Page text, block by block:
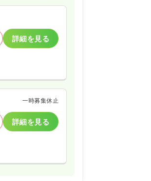
詳細を見る
一時募集休止
詳細を見る